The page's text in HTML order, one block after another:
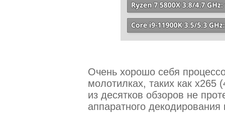
Очень хорошо себя
молотилках, таких как
из десятков обзоров не
аппаратного